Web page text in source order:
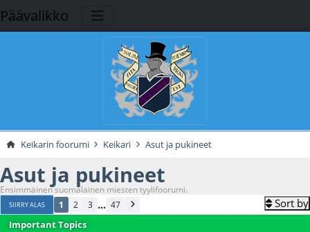
Päävalikko
Keikarin foorumi Keikari Asut ja pukineet
Asut ja pukineet
Ensimmäinen suomalainen miesten tyylifoorumi.
SIIRRY ALAS 1 2 3 ... 47 Sort by
Important Topics